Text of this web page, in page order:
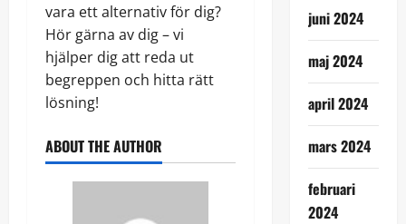
vara ett alternativ för dig?
Hör gärna av dig – vi
hjälper dig att reda ut
begreppen och hitta rätt
lösning!
ABOUT THE AUTHOR
juni 2024
maj 2024
april 2024
mars 2024
februari
2024